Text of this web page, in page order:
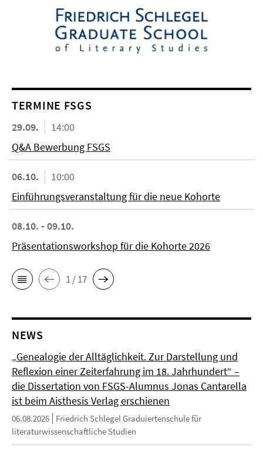
TERMINE FSGS
29.09.
14:00
Q&A Bewerbung FSGS
06.10.
10:00
Einführungsveranstaltung für die neue Kohorte
08.10. - 09.10.
Präsentationsworkshop für die Kohorte 2026
1 / 17
NEWS
„Genealogie der Alltäglichkeit. Zur Darstellung und
Reflexion einer Zeiterfahrung im 18. Jahrhundert“ –
die Dissertation von FSGS-Alumnus Jonas Cantarella
ist beim Aisthesis Verlag erschienen
06.08.2026
Friedrich Schlegel Graduiertenschule für
literaturwissenschaftliche Studien